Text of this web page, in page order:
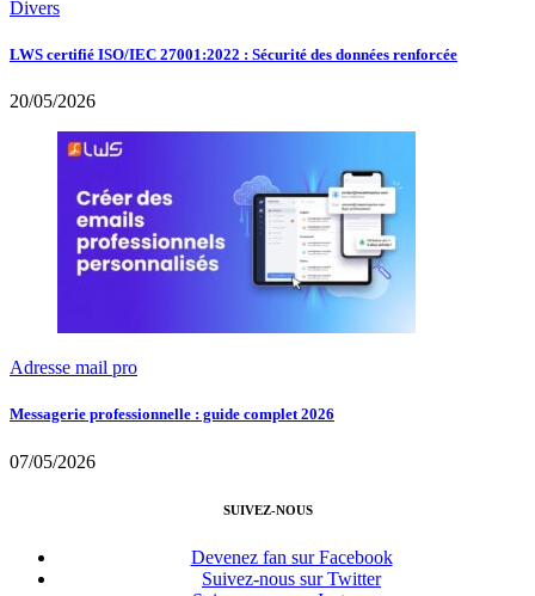
Divers
LWS certifié ISO/IEC 27001:2022 : Sécurité des données renforcée
20/05/2026
Adresse mail pro
Messagerie professionnelle : guide complet 2026
07/05/2026
SUIVEZ-NOUS
Devenez fan sur Facebook
Suivez-nous sur Twitter